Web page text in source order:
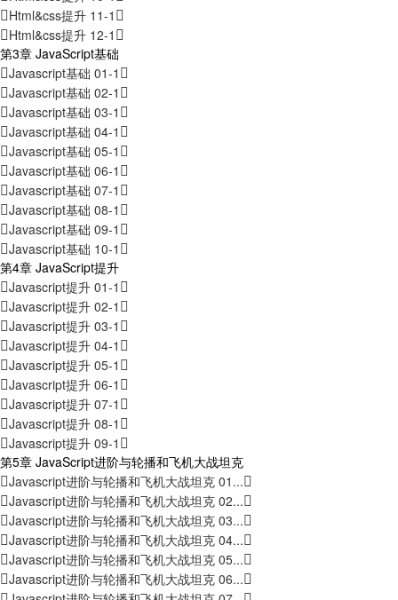
Html&css提升 11-1
Html&css提升 12-1
第3章 JavaScript基础
Javascript基础 01-1
Javascript基础 02-1
Javascript基础 03-1
Javascript基础 04-1
Javascript基础 05-1
Javascript基础 06-1
Javascript基础 07-1
Javascript基础 08-1
Javascript基础 09-1
Javascript基础 10-1
第4章 JavaScript提升
Javascript提升 01-1
Javascript提升 02-1
Javascript提升 03-1
Javascript提升 04-1
Javascript提升 05-1
Javascript提升 06-1
Javascript提升 07-1
Javascript提升 08-1
Javascript提升 09-1
第5章 JavaScript进阶与轮播和飞机大战坦克
Javascript进阶与轮播和飞机大战坦克 01...
Javascript进阶与轮播和飞机大战坦克 02...
Javascript进阶与轮播和飞机大战坦克 03...
Javascript进阶与轮播和飞机大战坦克 04...
Javascript进阶与轮播和飞机大战坦克 05...
Javascript进阶与轮播和飞机大战坦克 06...